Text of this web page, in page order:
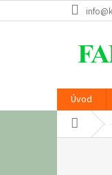
na
Úvod
Domů